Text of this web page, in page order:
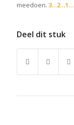
meedoen.
Deel dit stuk